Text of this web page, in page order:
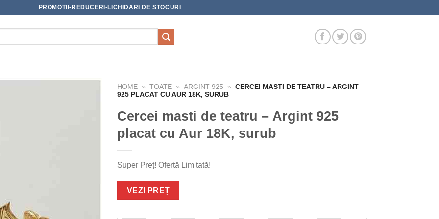
PROMOTII-REDUCERI-LICHIDARI DE STOCURI
HOME » TOATE » ARGINT 925 »
CERCEI MASTI DE TEATRU – ARGINT
925 PLACAT CU AUR 18K, SURUB
Cercei masti de teatru – Argint 925
placat cu Aur 18K, surub
Super Preț! Ofertă Limitată!
VEZI PREȚ